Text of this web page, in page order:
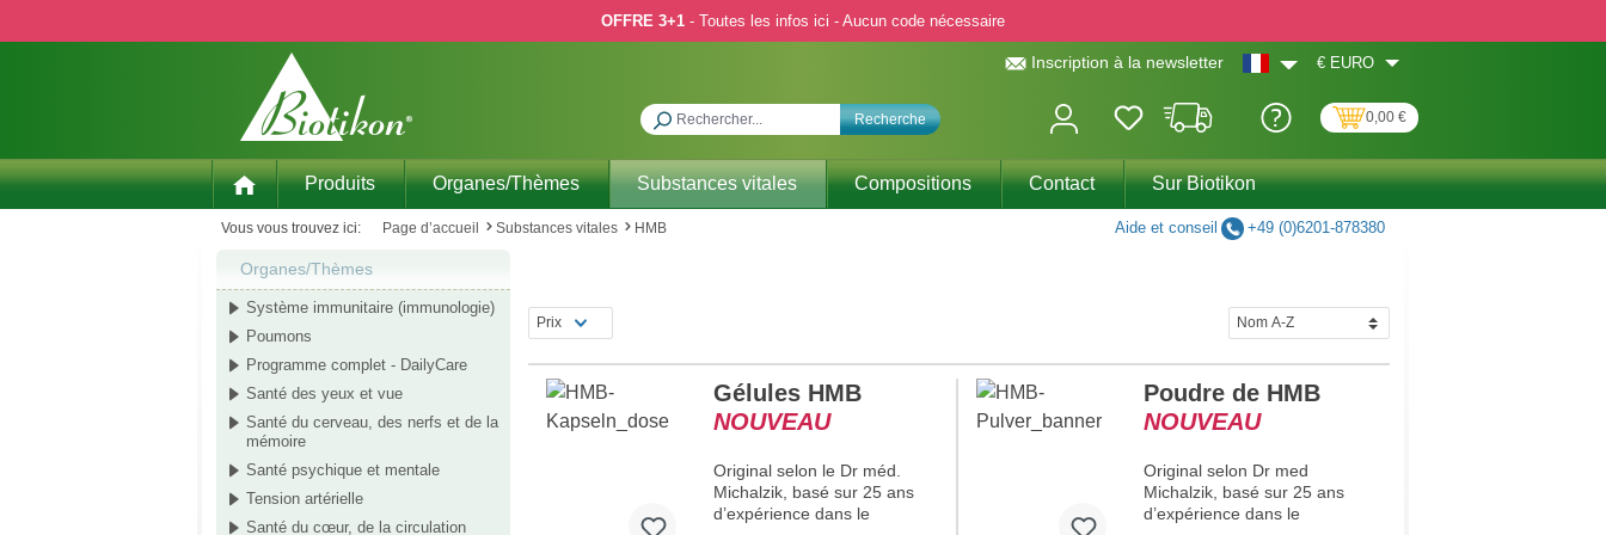
OFFRE 3+1 - Toutes les infos ici - Aucun code nécessaire
Inscription à la newsletter € EURO
Recherche 0,00 €
Produits Organes/Thèmes Substances vitales Compositions Contact Sur Biotikon
Vous vous trouvez ici: Page d’accueil Substances vitales HMB Aide et conseil +49 (0)6201-878380
Organes/Thèmes
Système immunitaire (immunologie)
Poumons
Programme complet - DailyCare
Santé des yeux et vue
Santé du cerveau, des nerfs et de la
mémoire
Santé psychique et mentale
Tension artérielle
Santé du cœur, de la circulation
Prix
Gélules HMB
NOUVEAU
Original selon le Dr méd.
Michalzik, basé sur 25 ans
d’expérience dans le
Poudre de HMB
NOUVEAU
Original selon Dr med
Michalzik, basé sur 25 ans
d’expérience dans le